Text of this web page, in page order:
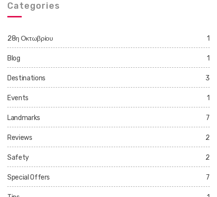
Categories
28η Οκτωβρίου 1
Blog 1
Destinations 3
Events 1
Landmarks 7
Reviews 2
Safety 2
Special Offers 7